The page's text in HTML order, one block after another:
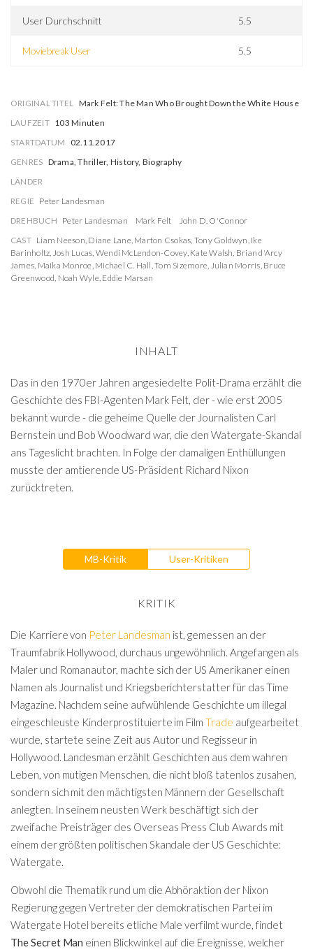
User Durchschnitt 5.5
Moviebreak User 5.5
ORIGINAL TITEL Mark Felt: The Man Who Brought Down the White House
LAUFZEIT 103 Minuten
STARTDATUM
02.11.2017
GENRES Drama, Thriller, History, Biography
LÄNDER
REGIE Peter Landesman
DREHBUCH Peter Landesman Mark Felt
John D. O'Connor
CAST Liam Neeson, Diane Lane, Marton Csokas, Tony Goldwyn, Ike
Barinholtz, Josh Lucas, Wendi McLendon-Covey, Kate Walsh, Brian d'Arcy
James, Maika Monroe, Michael C. Hall,Tom Sizemore, Julian Morris, Bruce
Greenwood, Noah Wyle, Eddie Marsan
INHALT
Das in den 1970er Jahren angesiedelte Polit-Drama erzählt die
Geschichte des FBI-Agenten Mark Felt, der - wie erst 2005
bekannt wurde - die geheime Quelle der Journalisten Carl
Bernstein und Bob Woodward war, die den Watergate-Skandal
ans Tageslicht brachten. In Folge der damaligen Enthüllungen
musste der amtierende US-Präsident Richard Nixon
zurücktreten.
MB-Kritik User-Kritiken
KRITIK
Die Karriere von Peter Landesman ist, gemessen an der
Traumfabrik Hollywood, durchaus ungewöhnlich. Angefangen als
Maler und Romanautor, machte sich der US Amerikaner einen
Namen als Journalist und Kriegsberichterstatter für das Time
Magazine. Nachdem seine aufwühlende Geschichte um illegal
eingeschleuste Kinderprostituierte im FilmTrade aufgearbeitet
wurde, startete seine Zeit aus Autor und Regisseur in
Hollywood. Landesman erzählt Geschichten aus dem wahren
Leben, von mutigen Menschen, die nicht bloß tatenlos zusahen,
sondern sich mit den mächtigsten Männern der Gesellschaft
anlegten. In seinem neusten Werk beschäftigt sich der
zweifache Preisträger des Overseas Press Club Awards mit
einem der größten politischen Skandale der US Geschichte:
Watergate.
Obwohl die Thematik rund um die Abhöraktion der Nixon
Regierung gegen Vertreter der demokratischen Partei im
Watergate Hotel bereits etliche Male verfilmt wurde, findet
The Secret Man einen Blickwinkel auf die Ereignisse, welcher